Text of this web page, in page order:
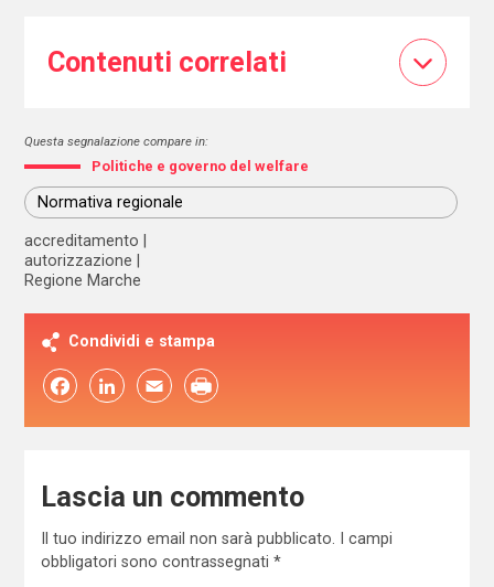
Contenuti correlati
Questa segnalazione compare in:
Politiche e governo del welfare
Normativa regionale
accreditamento
autorizzazione
Regione Marche
Condividi e stampa
FacebookLinkedIn Email
Lascia un commento
Il tuo indirizzo email non sarà pubblicato.
I campi
obbligatori sono contrassegnati *